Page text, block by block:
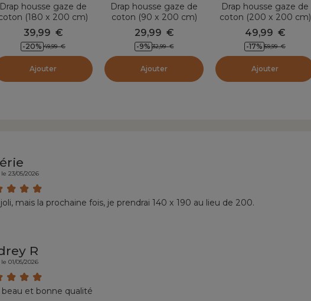
Drap housse gaze de
(180 x 200 cm)
Gaïa Terracotta
39,99 €
-20% 49,99 €
Ajouter
Drap housse gaze de
coton (90 x 200 cm)
Gaïa Terracotta
29,99 €
-9% 32,99 €
Ajouter
Drap housse gaze de
coton (200 x 200 cm)
Gaïa Terracotta
49,99 €
-17% 59,99 €
Ajouter
23/05/2026
mais la prochaine fois, je prendrai 140 x 190 au lieu de 200.
R
01/05/2026
beau et bonne qualité